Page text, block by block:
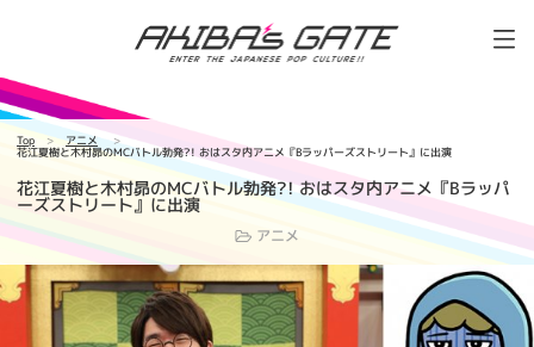
Top アニメ
花江夏樹と木村昴のMCバトル勃発?! おはスタ内アニメ『Bラッパーズストリート』に出演
花江夏樹と木村昴のMCバトル勃発?! おはスタ内アニメ『Bラッパ
ーズストリート』に出演
アニメ